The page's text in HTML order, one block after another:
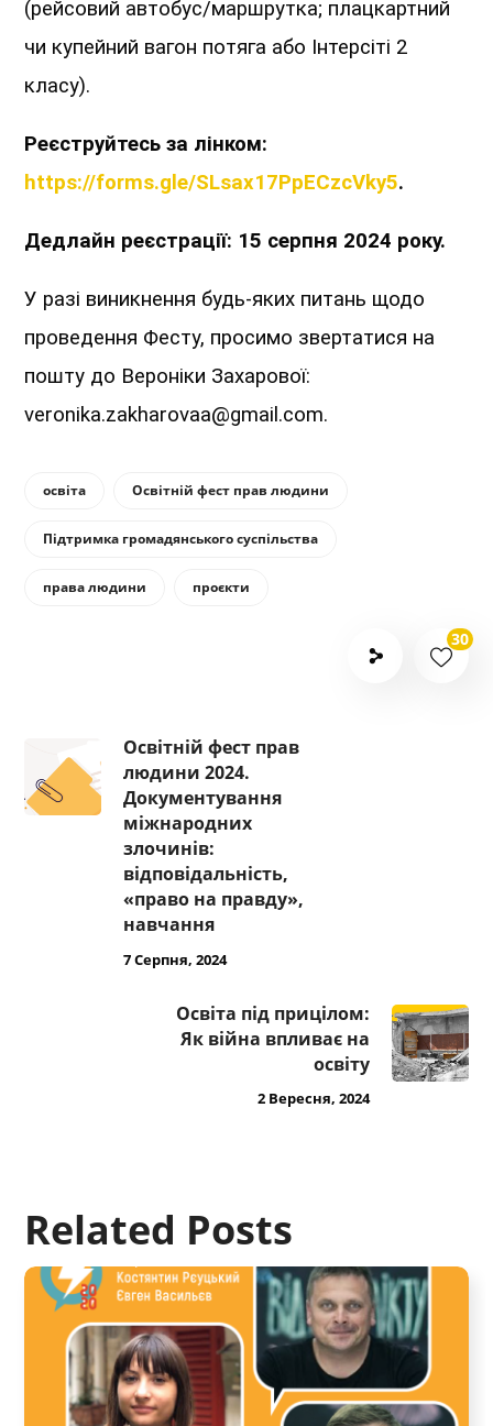
(рейсовий автобус/маршрутка; плацкартний
чи купейний вагон потяга або Інтерсіті 2
класу).
Реєструйтесь за лінком:
https://forms.gle/SLsax17PpECzcVky5.
Дедлайн реєстрації: 15 серпня 2024 року.
У разі виникнення будь-яких питань щодо
проведення Фесту, просимо звертатися на
пошту до Вероніки Захарової:
veronika.zakharovaa@gmail.com.
освіта Освітній фест прав людини
Підтримка громадянського суспільства
права людини проєкти
30
Освітній фест прав
людини 2024.
Документування
міжнародних
злочинів:
відповідальність,
«право на правду»,
навчання
7 Серпня, 2024
Освіта під прицілом:
Як війна впливає на
освіту
2 Вересня, 2024
Related Posts